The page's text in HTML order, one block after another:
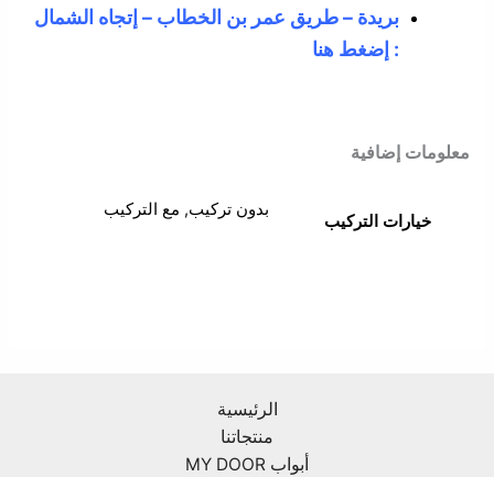
بريدة – طريق عمر بن الخطاب – إتجاه الشمال
: إضغط هنا
معلومات إضافية
خيارات التركيب
بدون تركيب, مع التركيب
الرئيسية
منتجاتنا
أبواب MY DOOR